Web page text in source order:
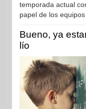
temporada actual
papel de los
Bueno, ya
lío